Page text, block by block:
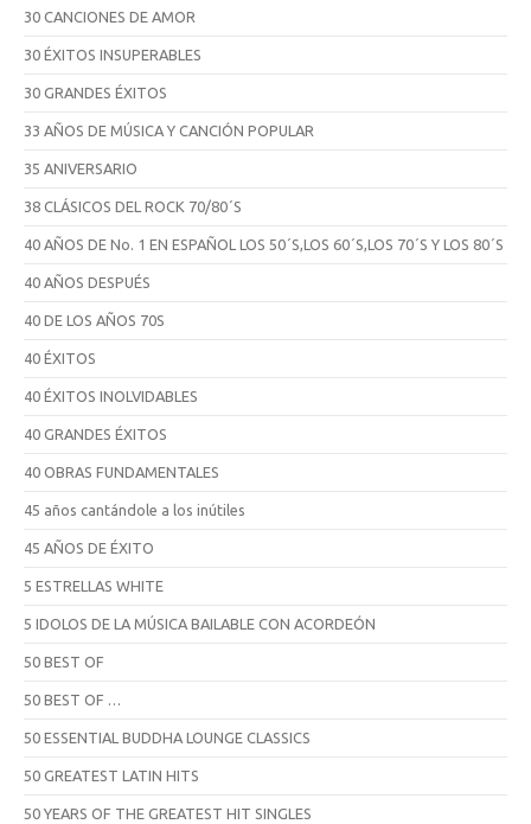
30 CANCIONES DE AMOR
30 ÉXITOS INSUPERABLES
30 GRANDES ÉXITOS
33 AÑOS DE MÚSICA Y CANCIÓN POPULAR
35 ANIVERSARIO
38 CLÁSICOS DEL ROCK 70/80´S
40 AÑOS DE No. 1 EN ESPAÑOL LOS 50´S,LOS 60´S,LOS 70´S Y LOS 80´S
40 AÑOS DESPUÉS
40 DE LOS AÑOS 70S
40 ÉXITOS
40 ÉXITOS INOLVIDABLES
40 GRANDES ÉXITOS
40 OBRAS FUNDAMENTALES
45 años cantándole a los inútiles
45 AÑOS DE ÉXITO
5 ESTRELLAS WHITE
5 IDOLOS DE LA MÚSICA BAILABLE CON ACORDEÓN
50 BEST OF
50 BEST OF …
50 ESSENTIAL BUDDHA LOUNGE CLASSICS
50 GREATEST LATIN HITS
50 YEARS OF THE GREATEST HIT SINGLES